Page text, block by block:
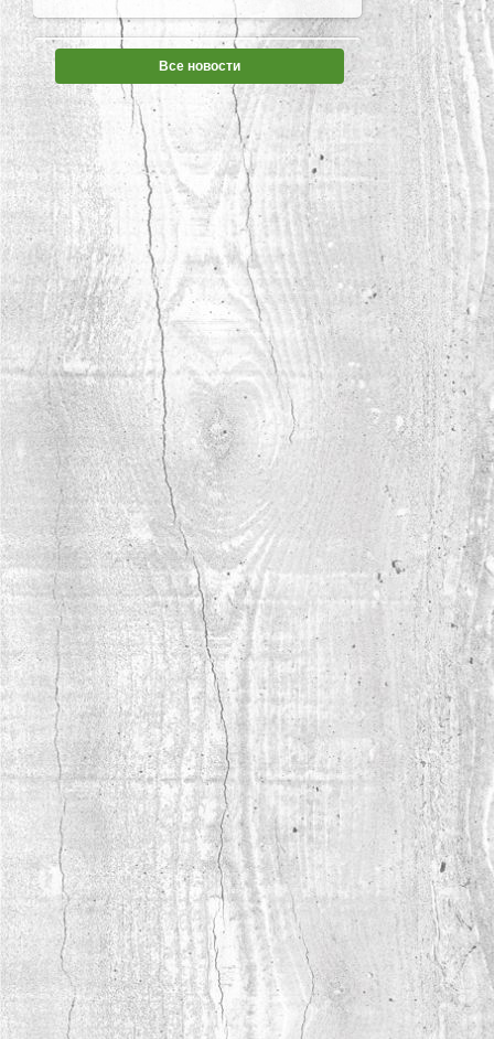
14.05.2026
LAMARTY НА ПЛОЩАДКЕ
SCHATTDECOR: ТЕХНОЛОГИИ И
ТРЕНДЫ ДЕКОРОВ
Специалисты Lamarty познакомились с
производством Schattdecor и обсудили
актуальные тенденции декоративных
покрытий для мебельной отрасли.
читать полностью
07.05.2026
ФАНЕРА SYPLY ПРЕДСТАВЛЕНА НА
ВЫСТАВКЕ YAPI - TURKEYBUILD
ISTANBUL 2026
Сыктывкарский фанерный завод представил
фанеру SyPly на международной
строительной выставке в Стамбуле.
читать полностью
15.04.2026
SYPLY И LAMARTY НА МЕБЕЛЬНОЙ
ВЫСТАВКЕ UMIDS-2026 В
КРАСНОДАРЕ
На UMIDS-2026 были представлены фанера
SyPly и новинки ЛДСП Lamarty, включая
коллекцию FORMA.
читать полностью
04.04.2026
MOSBUILD 2026: МАТЕРИАЛЫ SYPLY
И LAMARTY В ЕДИНОЙ ЭКСПОЗИЦИИ
На MosBuild 2026 завод представил
березовую фанеру SyPly и ламинированные
ДСП Lamarty как решения для строительства,
мебели и интерьера.
читать полностью
11.12.2025
НОВАЯ КОЛЛЕКЦИЯ LAMARTY
FORMA ПРЕДСТАВЛЕНА В ИЖЕВСКЕ
В Ижевске прошла профессиональная
встреча для мебельщиков и дизайнеров, где
особое внимание уделили новой коллекции
Все новости